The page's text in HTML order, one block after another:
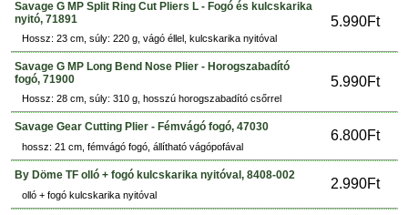
Savage G MP Split Ring Cut Pliers L - Fogó és kulcskarika
nyitó, 71891
5.990Ft
Hossz: 23 cm, súly: 220 g, vágó éllel, kulcskarika nyitóval
Savage G MP Long Bend Nose Plier - Horogszabadító
fogó, 71900
5.990Ft
Hossz: 28 cm, súly: 310 g, hosszú horogszabadító csőrrel
Savage Gear Cutting Plier - Fémvágó fogó, 47030
6.800Ft
hossz: 21 cm, fémvágó fogó, állítható vágópofával
By Döme TF olló + fogó kulcskarika nyitóval, 8408-002
2.990Ft
olló + fogó kulcskarika nyitóval